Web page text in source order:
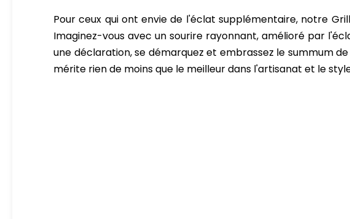
Pour ceux qui ont envie de l'éclat supplémentaire, notre
Imaginez-vous avec un sourire rayonnant, amélioré par
une déclaration, se démarquez et embrassez le summum
mérite rien de moins que le meilleur dans l'artisanat et le